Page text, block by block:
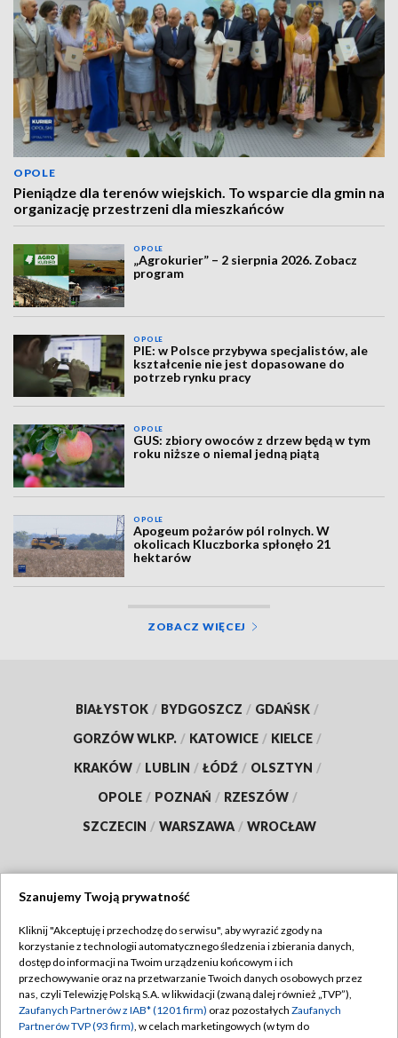
OPOLE
Pieniądze dla terenów wiejskich. To wsparcie dla gmin na
organizację przestrzeni dla mieszkańców
OPOLE
„Agrokurier” – 2 sierpnia 2026. Zobacz
program
OPOLE
PIE: w Polsce przybywa specjalistów, ale
kształcenie nie jest dopasowane do
potrzeb rynku pracy
OPOLE
GUS: zbiory owoców z drzew będą w tym
roku niższe o niemal jedną piątą
OPOLE
Apogeum pożarów pól rolnych. W
okolicach Kluczborka spłonęło 21
hektarów
ZOBACZ WIĘCEJ
BIAŁYSTOK / BYDGOSZCZ / GDAŃSK /
GORZÓW WLKP. / KATOWICE / KIELCE /
KRAKÓW / LUBLIN / ŁÓDŹ / OLSZTYN /
OPOLE / POZNAŃ / RZESZÓW /
SZCZECIN / WARSZAWA / WROCŁAW
TVP
Abonament TVP
Emisja w TVP
Regulamin TVP
Polityka prywatności
Szanujemy Twoją prywatność
Kliknij "Akceptuję i przechodzę do serwisu", aby wyrazić zgody na
korzystanie z technologii automatycznego śledzenia i zbierania danych,
dostęp do informacji na Twoim urządzeniu końcowym i ich
przechowywanie oraz na przetwarzanie Twoich danych osobowych przez
nas, czyli Telewizję Polską S.A. w likwidacji (zwaną dalej również „TVP”),
Zaufanych Partnerów z IAB* (1201 firm) oraz pozostałych Zaufanych
Partnerów TVP (93 firm), w celach marketingowych (w tym do